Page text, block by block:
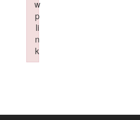
w
p
li
n
k
Failed to initialize plugin: wplink